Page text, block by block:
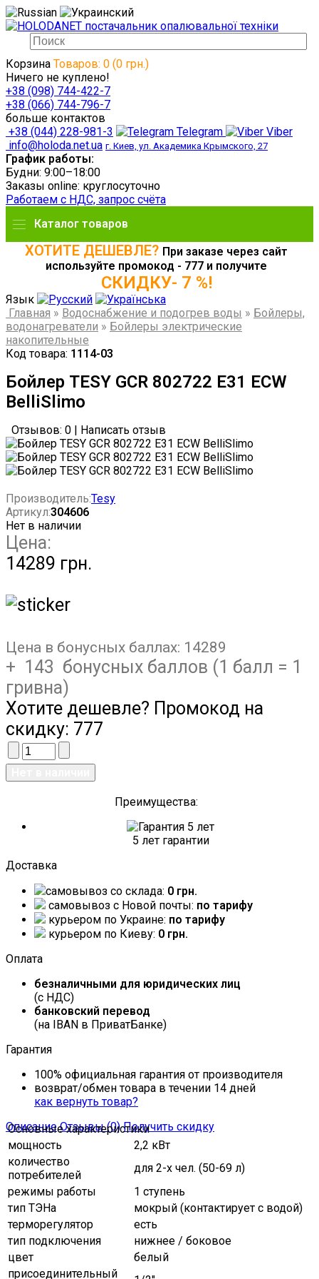
Корзина Товаров: 0 (0 грн.)
Ничего не куплено!
+38 (098) 744-422-7
+38 (066) 744-796-7
больше контактов
+38 (044) 228-981-3
Telegram
Viber
info@holoda.net.ua г. Киев, ул. Академика Крымского, 27
График работы:
Будни: 9:00–18:00
Заказы online: круглосуточно
Работаем с НДС, запрос счёта
Каталог товаров
ХОТИТЕ ДЕШЕВЛЕ? При заказе через сайт
используйте промокод - 777 и получите
СКИДКУ- 7 %!
Язык
Главная » Водоснабжение и подогрев воды » Бойлеры,
водонагреватели » Бойлеры электрические
накопительные
Код товара: 1114-03
Бойлер TESY GCR 802722 E31 ECW
BelliSlimo
Отзывов: 0 Написать отзыв
Производитель:Tesy
Артикул:304606
Нет в наличии
Цена:
14289 грн.
Цена в бонусных баллах: 14289
+ 143 бонусных баллов (1 балл = 1
гривна)
Хотите дешевле? Промокод на
скидку: 777
Преимущества:
5 лет гарантии
Доставка
самовывоз со склада: 0 грн.
самовывоз c Новой почты: по тарифу
курьером по Украине: по тарифу
курьером по Киеву: 0 грн.
Оплата
безналичными для юридических лиц
(с НДС)
банковский перевод
(на IBAN в ПриватБанке)
Гарантия
100% официальная гарантия от производителя
возврат/обмен товара в течении 14 дней
как вернуть товар?
Описание Отзывы (0) Получить скидку
Основные характеристики
мощность
2,2 кВт
количество
потребителей
для 2-х чел. (50-69 л)
режимы работы
1 ступень
тип ТЭНа
мокрый (контактирует с водой)
терморегулятор
есть
тип подключения
нижнее / боковое
цвет
белый
присоединительный